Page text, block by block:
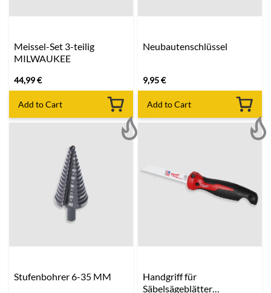
Meissel-Set 3-teilig
MILWAUKEE
44,99€
Add to Cart
Neubautenschlüssel
9,95€
Add to Cart
Stufenbohrer 6-35 MM
Handgriff für
Säbelsägeblätter